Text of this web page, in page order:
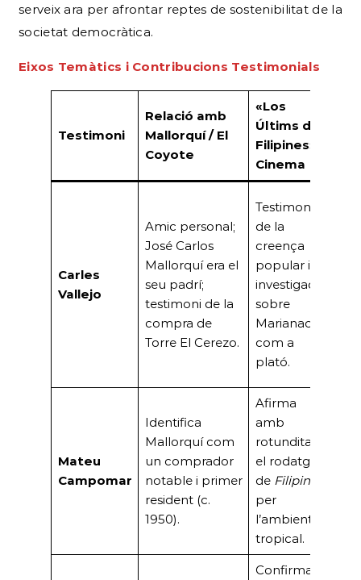
serveix ara per afrontar reptes de sostenibilitat de la
societat democràtica.
Eixos Temàtics i Contribucions Testimonials
Testimoni
Relació amb
Mallorquí / El
Coyote
«Los
Últims de
Filipines» /
Cinema
Carles
Vallejo
Amic personal;
José Carlos
Mallorquí era el
seu padrí;
testimoni de la
compra de
Torre El Cerezo.
Testimoni
de la
creença
popular i la
investigació
sobre
Marianao
com a
plató.
Mateu
Campomar
Identifica
Mallorquí com
un comprador
notable i primer
resident (c.
1950).
Afirma
amb
rotunditat
el rodatge
de Filipines
per
l’ambient
tropical.
Confirma